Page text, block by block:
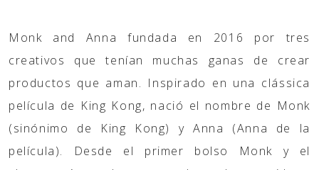
Monk and Anna fundada en 2016 por tres
creativos que tenían muchas ganas de crear
productos que aman. Inspirado en una clássica
película de King Kong, nació el nombre de Monk
(sinónimo de King Kong) y Anna (Anna de la
película). Desde el primer bolso Monk y el